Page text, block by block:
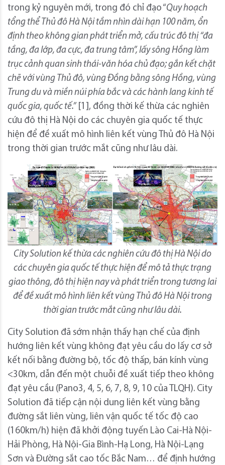
trong kỷ nguyên mới, trong đó chỉ đạo “Quy hoạch
tổng thể Thủđô Hà Nội tầm nhìn dài hạn 100 năm, ổn
định theo không gian phát triển mở, cấu trúc đô thị “đa
tầng, đa lớp, đa cực, đa trung tâm”, lấysông Hồnglàm
trục cảnh quan sinh thái-văn hóa chủ đạo; gắn kết chặt
chẽ với vùng Thủ đô, vùng Đồng bằng sông Hồng, vùng
Trung du và miền núi phía bắc và các hành lang kinh tế
quốc gia, quốc tế.” [1], đồng thời kế thừa các nghiên
cứu đô thị Hà Nội do các chuyên gia quốc tế thực
hiện để đề xuất mô hình liên kết vùng Thủ đô Hà Nội
trong thời gian trước mắt cũng như lâu dài.
City Solution kế thừa các nghiên cứu đô thị Hà Nội do
các chuyên gia quốc tế thực hiện để mô tả thực trạng
giao thông, đô thị hiện nay và phát triển trong tương lai
để đề xuất mô hình liên kết vùng Thủ đô Hà Nội trong
thời gian trước mắt cũng như lâu dài.
City Solution đã sớm nhận thấy hạn chế của định
hướng liên kết vùng không đạt yêu cầu do lấy cơ sở
kết nối bằng đường bộ, tốc độ thấp, bán kính vùng
<30km, dẫn đến một chuỗi đề xuất tiếp theo không
đạt yêu cầu (Pano3, 4, 5, 6, 7, 8, 9, 10 của TLQH). City
Solution đã tiếp cận nội dung liên kết vùng bằng
đường sắt liên vùng, liên vận quốc tế tốc độ cao
(160km/h) hiện đã khởi động tuyến Lào Cai-Hà Nội-
Hải Phòng, Hà Nội-Gia Bình-Hạ Long, Hà Nội-Lạng
Sơn và Đường sắt cao tốc Bắc Nam… để định hướng